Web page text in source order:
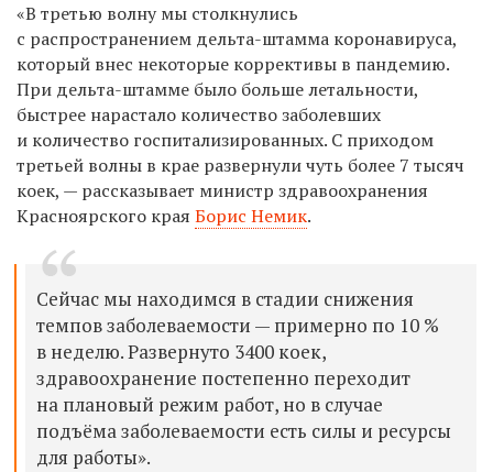
«В третью волну мы столкнулись
с распространением дельта-штамма коронавируса,
который внес некоторые коррективы в пандемию.
При дельта-штамме было больше летальности,
быстрее нарастало количество заболевших
и количество госпитализированных. С приходом
третьей волны в крае развернули чуть более 7 тысяч
коек, — рассказывает министр здравоохранения
Красноярского края Борис Немик.
Сейчас мы находимся в стадии снижения
темпов заболеваемости — примерно по 10 %
в неделю. Развернуто 3400 коек,
здравоохранение постепенно переходит
на плановый режим работ, но в случае
подъёма заболеваемости есть силы и ресурсы
для работы».